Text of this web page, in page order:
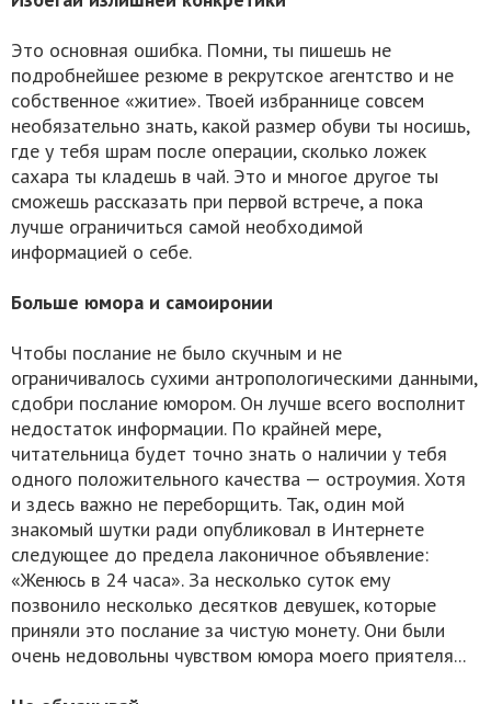
Это основная ошибка. Помни, ты пишешь не
подробнейшее резюме в рекрутское агентство и не
собственное «житие». Твоей избраннице совсем
необязательно знать, какой размер обуви ты носишь,
где у тебя шрам после операции, сколько ложек
сахара ты кладешь в чай. Это и многое другое ты
сможешь рассказать при первой встрече, а пока
лучше ограничиться самой необходимой
информацией о себе.
Больше юмора и самоиронии
Чтобы послание не было скучным и не
ограничивалось сухими антропологическими данными,
сдобри послание юмором. Он лучше всего восполнит
недостаток информации. По крайней мере,
читательница будет точно знать о наличии у тебя
одного положительного качества — остроумия. Хотя
и здесь важно не переборщить. Так, один мой
знакомый шутки ради опубликовал в Интернете
следующее до предела лаконичное объявление:
«Женюсь в 24 часа». За несколько суток ему
позвонило несколько десятков девушек, которые
приняли это послание за чистую монету. Они были
очень недовольны чувством юмора моего приятеля...